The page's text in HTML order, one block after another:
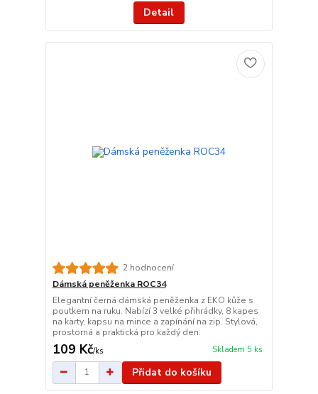
Detail
2 hodnocení
Dámská peněženka ROC34
Elegantní černá dámská peněženka z EKO kůže s
poutkem na ruku. Nabízí 3 velké přihrádky, 8 kapes
na karty, kapsu na mince a zapínání na zip. Stylová,
prostorná a praktická pro každý den.
109 Kč/ks Skladem 5 ks
Přidat do košíku